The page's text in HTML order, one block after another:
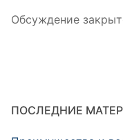
Обсуждение
ПОСЛЕДНИЕ